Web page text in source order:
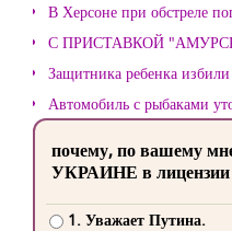
В Херсоне при обстреле
С ПРИСТАВКОЙ
Защитника ребенка
Автомобиль с рыбаками
почему, по вашему
УКРАИНЕ в лицензии
1. Уважает Путина.